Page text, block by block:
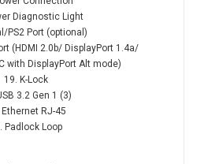
Diagnostic Light
PS2 Port (optional)
(HDMI 2.0b/ DisplayPort 1.4a/
with DisplayPort Alt mode)
19. K-Lock
3.2 Gen 1 (3)
Ethernet RJ-45
Padlock Loop